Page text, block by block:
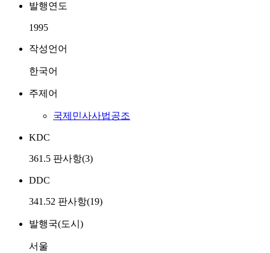
발행연도
1995
작성언어
한국어
주제어
국제민사사법공조
KDC
361.5 판사항(3)
DDC
341.52 판사항(19)
발행국(도시)
서울